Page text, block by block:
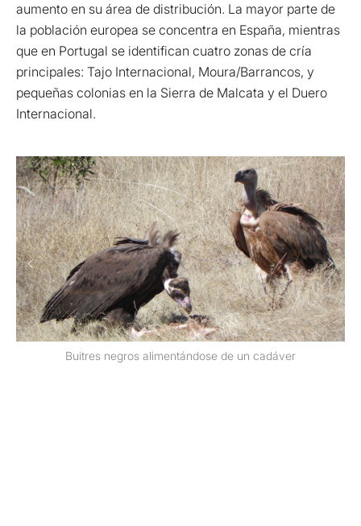
aumento en su área de distribución. La mayor parte de
la población europea se concentra en España, mientras
que en Portugal se identifican cuatro zonas de cría
principales: Tajo Internacional, Moura/Barrancos, y
pequeñas colonias en la Sierra de Malcata y el Duero
Internacional.
BoukeAtema de Getty Images